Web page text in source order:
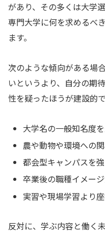
があり、その多くは大学
専門大学に何を求めるべ
ます。
次のような傾向がある場
いというより、自分の期
性を疑ったほうが建設的で
大学名の一般知名度
農や動物や環境への
都会型キャンパスを
卒業後の職種イメー
実習や現場学習より
反対に、学ぶ内容と働く